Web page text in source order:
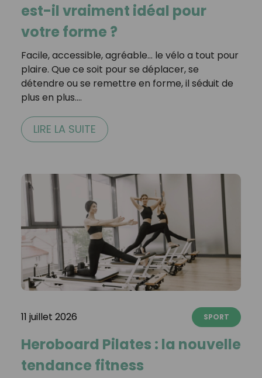
est-il vraiment idéal pour
votre forme ?
Facile, accessible, agréable… le vélo a tout pour
plaire. Que ce soit pour se déplacer, se
détendre ou se remettre en forme, il séduit de
plus en plus.…
LIRE LA SUITE
11 juillet 2026 SPORT
Heroboard Pilates : la nouvelle
tendance fitness